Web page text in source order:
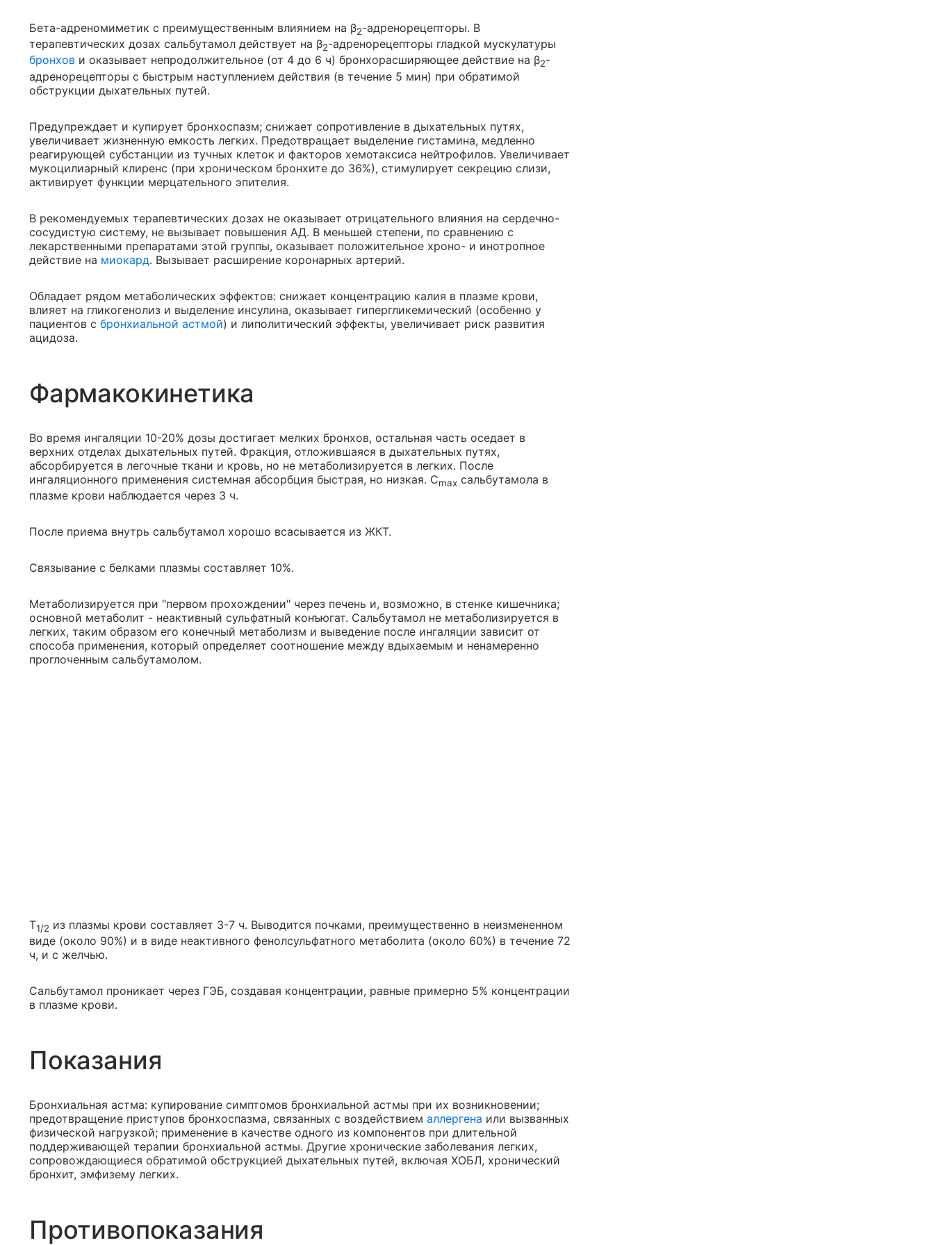
Бета-адреномиметик с преимущественным влиянием на β2-адренорецепторы. В
терапевтических дозах сальбутамол действует на β2-адренорецепторы гладкой мускулатуры
бронхов и оказывает непродолжительное (от 4 до 6 ч) бронхорасширяющее действие на β2-
адренорецепторы с быстрым наступлением действия (в течение 5 мин) при обратимой
обструкции дыхательных путей.
Предупреждает и купирует бронхоспазм; снижает сопротивление в дыхательных путях,
увеличивает жизненную емкость легких. Предотвращает выделение гистамина, медленно
реагирующей субстанции из тучных клеток и факторов хемотаксиса нейтрофилов. Увеличивает
мукоцилиарный клиренс (при хроническом бронхите до 36%), стимулирует секрецию слизи,
активирует функции мерцательного эпителия.
В рекомендуемых терапевтических дозах не оказывает отрицательного влияния на сердечно-
сосудистую систему, не вызывает повышения АД. В меньшей степени, по сравнению с
лекарственными препаратами этой группы, оказывает положительное хроно- и инотропное
действие на миокард. Вызывает расширение коронарных артерий.
Обладает рядом метаболических эффектов: снижает концентрацию калия в плазме крови,
влияет на гликогенолиз и выделение инсулина, оказывает гипергликемический (особенно у
пациентов с бронхиальной астмой) и липолитический эффекты, увеличивает риск развития
ацидоза.
Фармакокинетика
Во время ингаляции 10-20% дозы достигает мелких бронхов, остальная часть оседает в
верхних отделах дыхательных путей. Фракция, отложившаяся в дыхательных путях,
абсорбируется в легочные ткани и кровь, но не метаболизируется в легких. После
ингаляционного применения системная абсорбция быстрая, но низкая. Cmax сальбутамола в
плазме крови наблюдается через 3 ч.
После приема внутрь сальбутамол хорошо всасывается из ЖКТ.
Связывание с белками плазмы составляет 10%.
Метаболизируется при "первом прохождении" через печень и, возможно, в стенке кишечника;
основной метаболит - неактивный сульфатный конъюгат. Сальбутамол не метаболизируется в
легких, таким образом его конечный метаболизм и выведение после ингаляции зависит от
способа применения, который определяет соотношение между вдыхаемым и ненамеренно
проглоченным сальбутамолом.
T1/2 из плазмы крови составляет 3-7 ч. Выводится почками, преимущественно в неизмененном
виде (около 90%) и в виде неактивного фенолсульфатного метаболита (около 60%) в течение 72
ч, и с желчью.
Сальбутамол проникает через ГЭБ, создавая концентрации, равные примерно 5% концентрации
в плазме крови.
Показания
Бронхиальная астма: купирование симптомов бронхиальной астмы при их возникновении;
предотвращение приступов бронхоспазма, связанных с воздействием аллергена или вызванных
физической нагрузкой; применение в качестве одного из компонентов при длительной
поддерживающей терапии бронхиальной астмы. Другие хронические заболевания легких,
сопровождающиеся обратимой обструкцией дыхательных путей, включая ХОБЛ, хронический
бронхит, эмфизему легких.
Противопоказания